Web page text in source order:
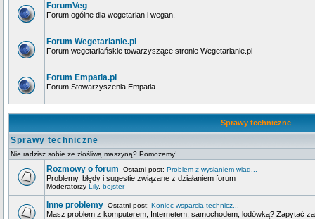
ForumVeg
Forum ogólne dla wegetarian i wegan.
Forum Wegetarianie.pl
Forum wegetariańskie towarzyszące stronie Wegetarianie.pl
Forum Empatia.pl
Forum Stowarzyszenia Empatia
Sprawy techniczne
Sprawy techniczne
Nie radzisz sobie ze złośliwą maszyną? Pomożemy!
Rozmowy o forum Ostatni post: Problem z wysłaniem wiad...
Problemy, błędy i sugestie związane z działaniem forum
Moderatorzy Lily, bojster
Inne problemy Ostatni post: Koniec wsparcia technicz...
Masz problem z komputerem, Internetem, samochodem, lodówką? Zapytać